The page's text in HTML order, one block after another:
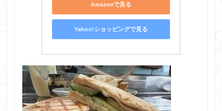
Amazonで見る
Yahoo!ショッピングで見る